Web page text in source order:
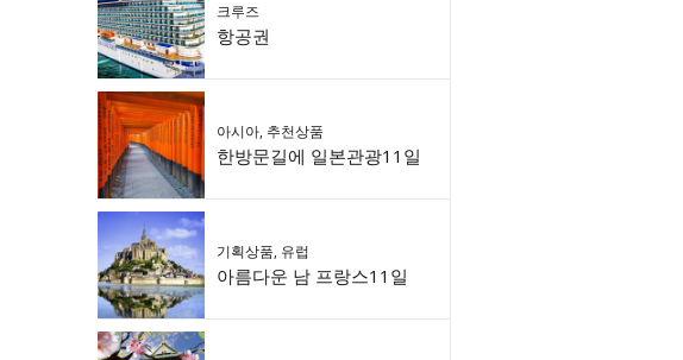
크루즈
항공권
아시아, 추천상품
한방문길에 일본관광11일
기획상품, 유럽
아름다운 남 프랑스11일